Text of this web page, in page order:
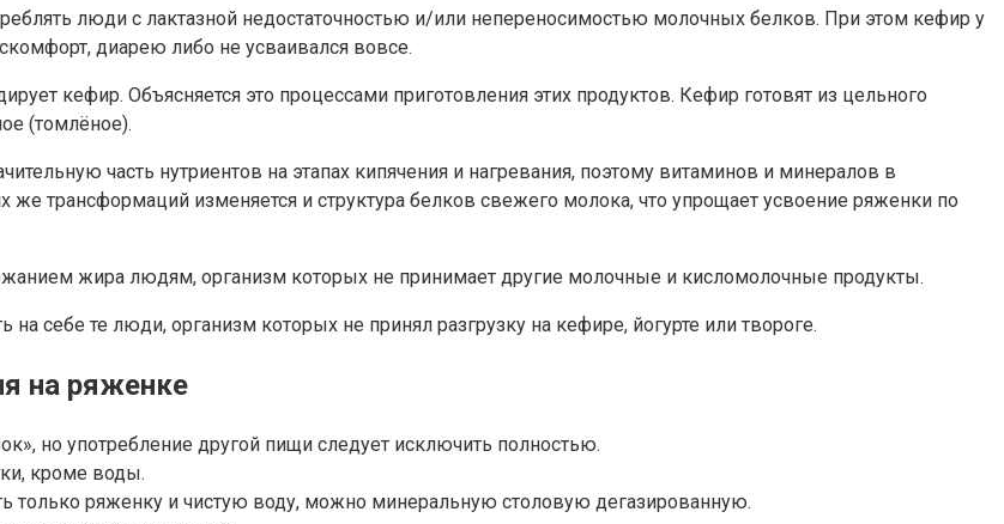
люди с лактазной недостаточностью и/или непереносимостью молочных белков. При этом кефир у
диарею либо не усваивался вовсе.
кефир. Объясняется это процессами приготовления этих продуктов. Кефир готовят из цельного
(томлёное).
часть нутриентов на этапах кипячения и нагревания, поэтому витаминов и минералов в
же трансформаций изменяется и структура белков свежего молока, что упрощает усвоение ряженки по
жира людям, организм которых не принимает другие молочные и кисломолочные продукты.
себе те люди, организм которых не принял разгрузку на кефире, йогурте или твороге.
на ряженке
но употребление другой пищи следует исключить полностью.
кроме воды.
только ряженку и чистую воду, можно минеральную столовую дегазированную.